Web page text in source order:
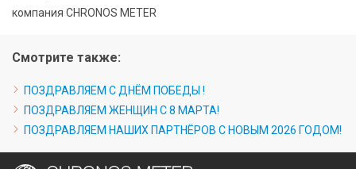
компания CHRONOS METER
Смотрите также:
ПОЗДРАВЛЯЕМ С ДНЁМ ПОБЕДЫ !
ПОЗДРАВЛЯЕМ ЖЕНЩИН С 8 МАРТА!
ПОЗДРАВЛЯЕМ НАШИХ ПАРТНЁРОВ С НОВЫМ 2026 ГОДОМ!